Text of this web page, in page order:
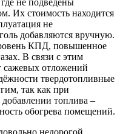
Их стоимость находится
не
добавляются вручную.
КПД, повышенное
В связи с этим
сажевых отложений
твердотопливные
так как при
топлива –
обогрева помещений.
недорогой